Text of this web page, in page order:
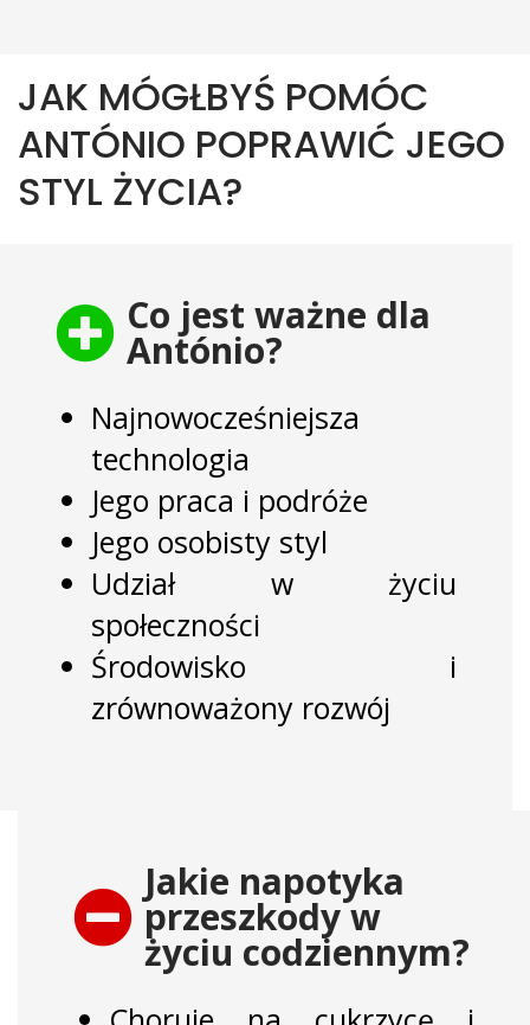
JAK MÓGŁBYŚ POMÓC
ANTÓNIO POPRAWIĆ JEGO
STYL ŻYCIA?
Co jest ważne dla
António?
Najnowocześniejsza
technologia
Jego praca i podróże
Jego osobisty styl
Udział w życiu
społeczności
Środowisko i
zrównoważony rozwój
Jakie napotyka
przeszkody w
życiu codziennym?